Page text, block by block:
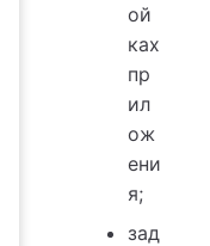
ой
ках
пр
ил
ож
ени
я;
зад